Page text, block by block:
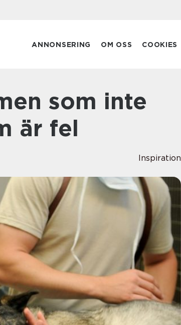
ANNONSERING OM OSS COOKIES
är fel
Inspiration